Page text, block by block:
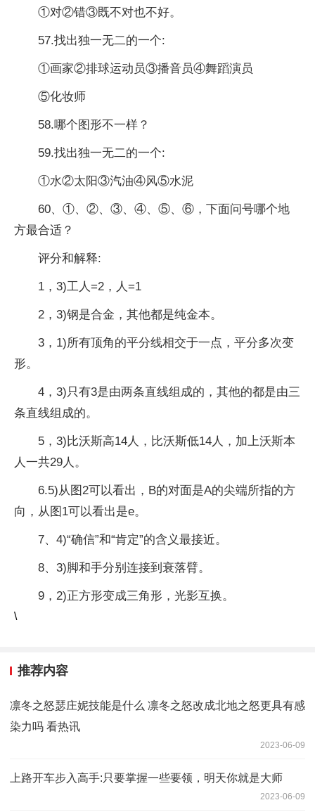
①对②错③既不对也不好。
57.找出独一无二的一个:
①画家②排球运动员③播音员④舞蹈演员
⑤化妆师
58.哪个图形不一样？
59.找出独一无二的一个:
①水②太阳③汽油④风⑤水泥
60、①、②、③、④、⑤、⑥，下面问号哪个地
方最合适？
评分和解释:
1，3)工人=2，人=1
2，3)钢是合金，其他都是纯金本。
3，1)所有顶角的平分线相交于一点，平分多次变
形。
4，3)只有3是由两条直线组成的，其他的都是由三
条直线组成的。
5，3)比沃斯高14人，比沃斯低14人，加上沃斯本
人一共29人。
6.5)从图2可以看出，B的对面是A的尖端所指的方
向，从图1可以看出是e。
7、4)“确信”和“肯定”的含义最接近。
8、3)脚和手分别连接到衰落臂。
9，2)正方形变成三角形，光影互换。
\
推荐内容
凛冬之怒瑟庄妮技能是什么 凛冬之怒改成北地之怒更具有感
染力吗 看热讯
2023-06-09
上路开车步入高手:只要掌握一些要领，明天你就是大师
2023-06-09